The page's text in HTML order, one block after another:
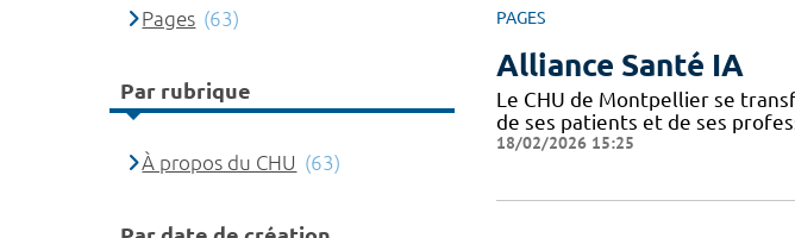
PAGES
Alliance Santé IA
Le CHU de Montpellier se
de ses patients et de ses
18/02/2026 15:25
Pages (63)
Par rubrique
À propos du CHU (63)